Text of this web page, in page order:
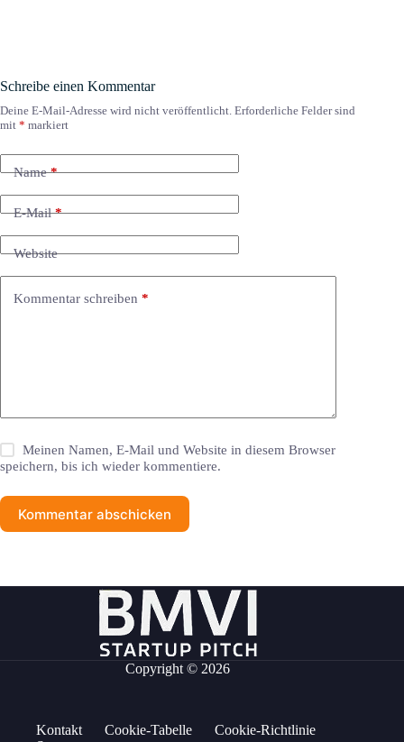
Schreibe einen Kommentar
Deine E-Mail-Adresse wird nicht veröffentlicht. Erforderliche Felder sind
mit * markiert
Name*
E-Mail*
Website
Kommentar schreiben *
Meinen Namen, E-Mail und Website in diesem Browser
speichern, bis ich wieder kommentiere.
Kommentar abschicken
Copyright © 2026
Kontakt Cookie-Tabelle
Cookie-Richtlinie